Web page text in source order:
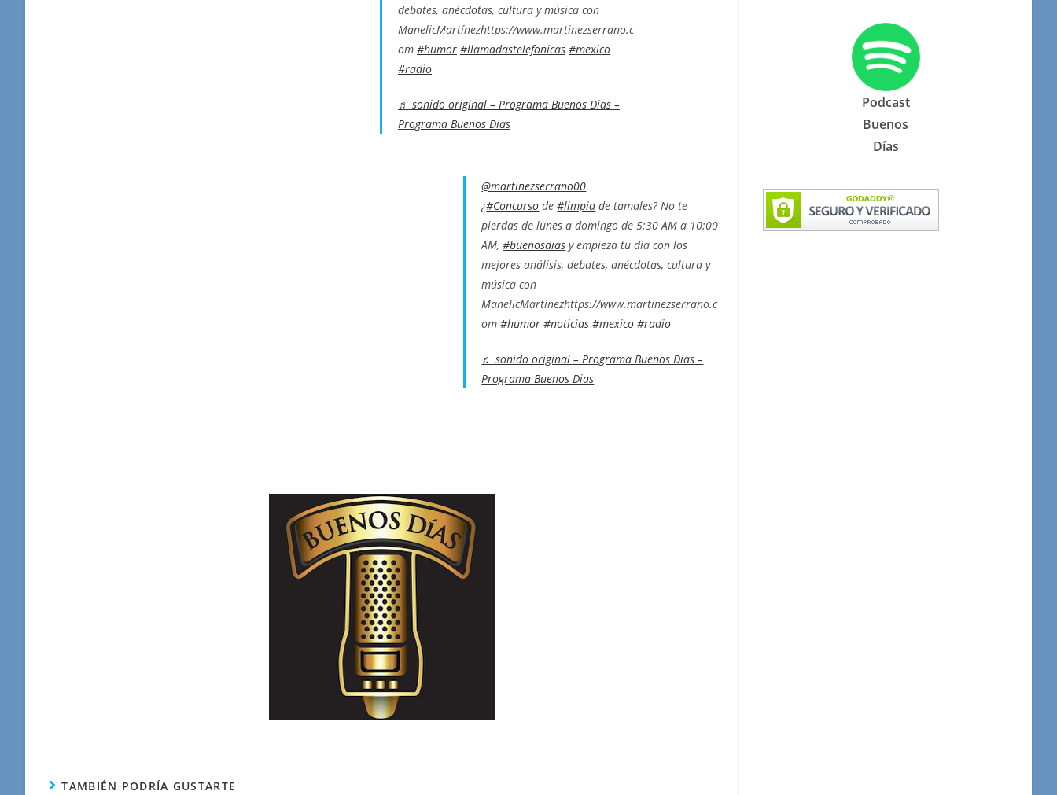
debates, anécdotas, cultura y música con
ManelicMartínezhttps://www.martinezserrano.c
om #humor #llamadastelefonicas #mexico
#radio
♬ sonido original – Programa Buenos Dias –
Programa Buenos Dias
@martinezserrano00
¿#Concurso de#limpia de tamales? No te
pierdas de lunes a domingo de 5:30 AM a 10:00
AM,#buenosdias y empieza tu día con los
mejores análisis, debates, anécdotas, cultura y
música con
ManelicMartínezhttps://www.martinezserrano.c
om#humor #noticias #mexico #radio
♬ sonido original – Programa Buenos Dias –
Programa Buenos Dias
TAMBIÉN PODRÍA GUSTARTE
Podcast
Buenos
Días